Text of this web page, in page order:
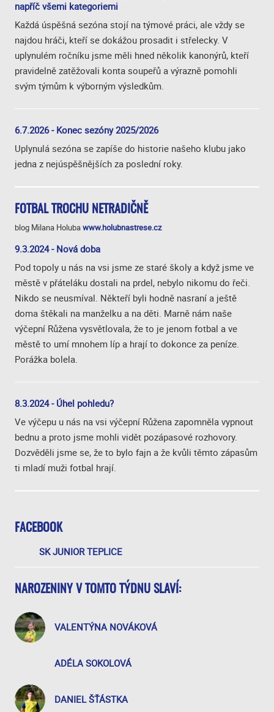
FACEBOOK
SK JUNIOR TEPLICE
NAROZENINY V TOMTO TÝDNU SLAVÍ:
VALENTÝNA NOVÁKOVÁ
ADÉLA SOKOLOVÁ
DANIEL ŠŤÁSTKA
napříč všemi kategoriemi
Každá úspěšná sezóna stojí na týmové práci, ale vždy se
najdou hráči, kteří se dokážou prosadit i střelecky. V
uplynulém ročníku jsme měli hned několik kanonýrů, kteří
pravidelně zatěžovali konta soupeřů a výrazně pomohli
svým týmům k výborným výsledkům.
6.7.2026 - Konec sezóny 2025/2026
Uplynulá sezóna se zapíše do historie našeho klubu jako
jedna z nejúspěšnějších za poslední roky.
FOTBAL TROCHU NETRADIČNĚ
blog Milana Holubawww.holubnastrese.cz
9.3.2024 - Nová doba
Pod topoly u nás na vsi jsme ze staré školy a když jsme ve
městě v přáteláku dostali na prdel, nebylo nikomu do řeči.
Nikdo se neusmíval. Někteří byli hodně nasraní a ještě
doma štěkali na manželku a na děti. Marně nám naše
výčepní Růžena vysvětlovala, že to je jenom fotbal a ve
městě to umí mnohem líp a hrají to dokonce za peníze.
Porážka bolela.
8.3.2024 - Úhel pohledu?
Ve výčepu u nás na vsi výčepní Růžena zapomněla vypnout
bednu a proto jsme mohli vidět pozápasové rozhovory.
Dozvěděli jsme se, že to bylo fajn a že kvůli těmto zápasům
ti mladí muži fotbal hrají.